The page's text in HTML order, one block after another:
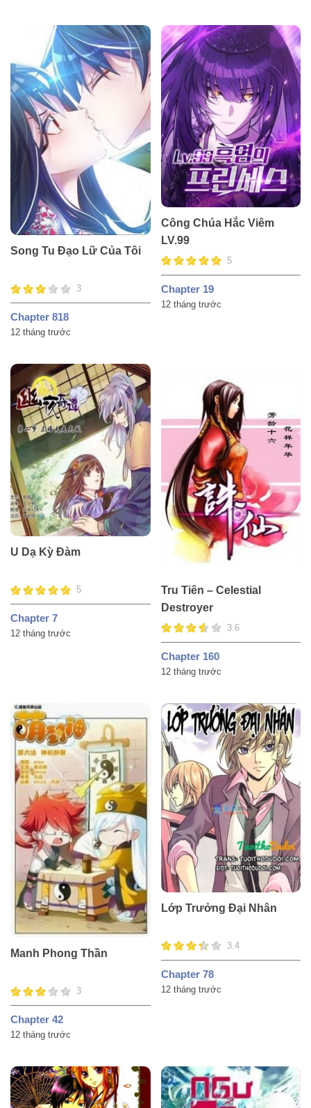
Song Tu Đạo Lữ Của Tôi
3
Chapter 818
12 tháng trước
Công Chúa Hắc Viêm
LV.99
5
Chapter 19
12 tháng trước
U Dạ Kỳ Đàm
5
Chapter 7
12 tháng trước
Tru Tiên – Celestial
Destroyer
3.6
Chapter 160
12 tháng trước
Manh Phong Thần
3
Chapter 42
12 tháng trước
Lớp Trưởng Đại Nhân
3.4
Chapter 78
12 tháng trước